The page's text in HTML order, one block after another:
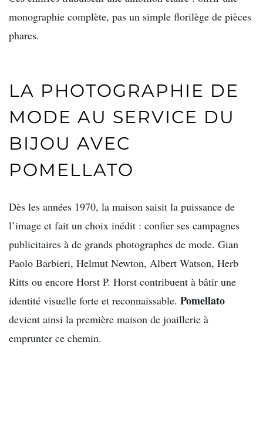
monographie complète, pas un simple florilège de pièces
phares.
LA PHOTOGRAPHIE DE
MODE AU SERVICE DU
BIJOU AVEC
POMELLATO
Dès les années 1970, la maison saisit la puissance de
l’image et fait un choix inédit : confier ses campagnes
publicitaires à de grands photographes de mode. Gian
Paolo Barbieri, Helmut Newton, Albert Watson, Herb
Ritts ou encore Horst P. Horst contribuent à bâtir une
identité visuelle forte et reconnaissable. Pomellato
devient ainsi la première maison de joaillerie à
emprunter ce chemin.